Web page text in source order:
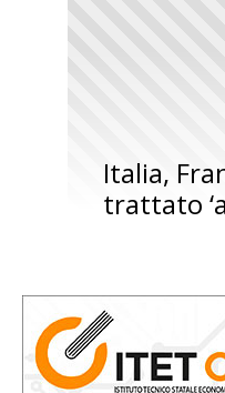
Italia,
trattato